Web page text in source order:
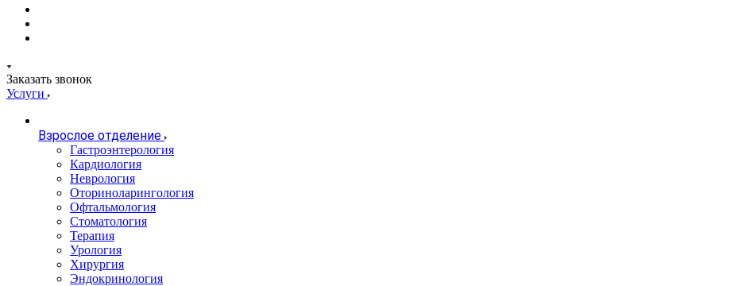
Заказать звонок
Услуги
Взрослое отделение
Гастроэнтерология
Кардиология
Неврология
Оториноларингология
Офтальмология
Стоматология
Терапия
Урология
Хирургия
Эндокринология